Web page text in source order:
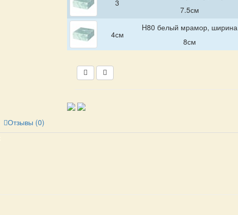
3
7.5см
4см
H80 белый мрамор, ширина
8см
Отзывы (0)